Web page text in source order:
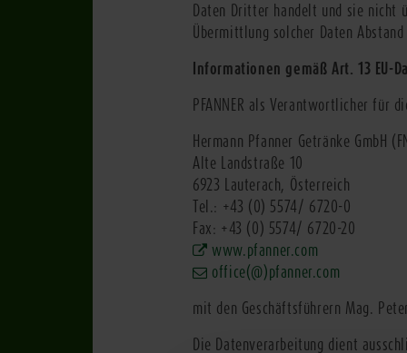
Daten Dritter handelt und sie nicht
Übermittlung solcher Daten Abstand
Informationen gemäß Art. 13 EU-
PFANNER als Verantwortlicher für
Hermann Pfanner Getränke GmbH
Alte Landstraße 10
6923 Lauterach, Österreich
Tel.: +43 (0) 5574/ 6720-0
Fax: +43 (0) 5574/ 6720-20
www.pfanner.com
office(@)pfanner.com
mit den Geschäftsführern Mag.
Die Datenverarbeitung dient